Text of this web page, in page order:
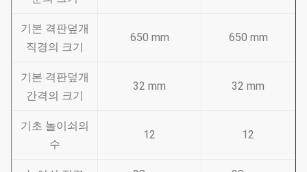
기본 격판덮개
직경의 크기
650 mm 650 mm
기본 격판덮개
간격의 크기
32 mm 32 mm
기초 놀이쇠의
수
12 12